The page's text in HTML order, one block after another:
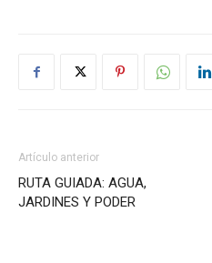
Artículo anterior
RUTA GUIADA: AGUA,
JARDINES Y PODER